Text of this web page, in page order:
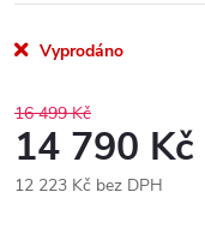
Vyprodáno
16 499 Kč
14 790 Kč
12 223 Kč bez DPH